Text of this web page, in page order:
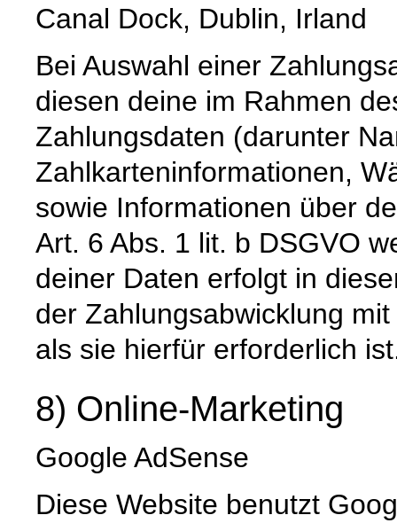
Canal Dock, Dublin, Irland
Bei Auswahl einer
diesen deine im Rahmen
Zahlungsdaten (darunter
Zahlkarteninformationen,
sowie Informationen über
Art. 6 Abs. 1 lit. b DSGVO
deiner Daten erfolgt in
der Zahlungsabwicklung
als sie hierfür erforderlich
8) Online-Marketing
Google AdSense
Diese Website benutzt